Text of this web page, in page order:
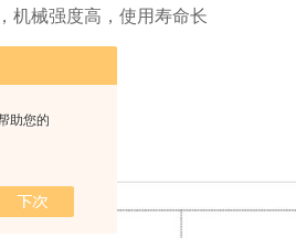
助您的
机械强度高，使用寿命长